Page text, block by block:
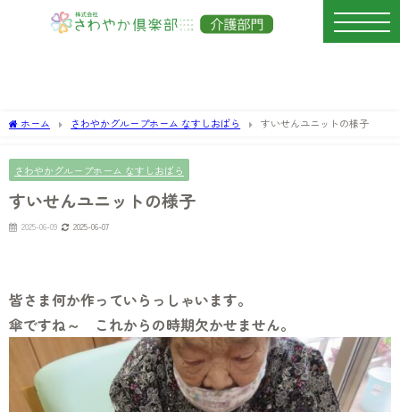
ホーム さわやかグループホーム なすしおばら すいせんユニットの様子
さわやかグループホーム なすしおばら
すいせんユニットの様子
2025-06-09 2025-06-07
皆さま何か作っていらっしゃいます。
傘ですね～ これからの時期欠かせません。